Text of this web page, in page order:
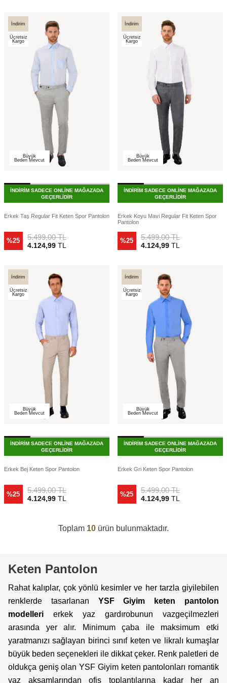
İndirim
Ücretsiz
Kargo
Büyük
Beden Mevcut
İNDİRİM SADECE ONLİNE MAĞAZADA
GEÇERLİDİR
Erkek Taş Regular Fit Keten Spor Pantolon
%25 5.499,00TL
4.124,99TL
İndirim
Ücretsiz
Kargo
Büyük
Beden Mevcut
İNDİRİM SADECE ONLİNE MAĞAZADA
GEÇERLİDİR
Erkek Koyu Mavi Regular Fit Keten Spor
Pantolon
%25 5.499,00TL
4.124,99TL
İndirim
Ücretsiz
Kargo
Büyük
Beden Mevcut
İNDİRİM SADECE ONLİNE MAĞAZADA
GEÇERLİDİR
Erkek Bej Keten Spor Pantolon
%25 5.499,00TL
4.124,99TL
İndirim
Ücretsiz
Kargo
Büyük
Beden Mevcut
İNDİRİM SADECE ONLİNE MAĞAZADA
GEÇERLİDİR
Erkek Gri Keten Spor Pantolon
%25 5.499,00TL
4.124,99TL
Toplam 10 ürün bulunmaktadır.
Keten Pantolon
Rahat kalıplar, çok yönlü kesimler ve her tarzla giyilebilen
renklerde tasarlanan YSF Giyim keten pantolon
modelleri erkek yaz gardırobunun vazgeçilmezleri
arasında yer alır. Minimum çaba ile maksimum etki
yaratmanızı sağlayan birinci sınıf keten ve likralı kumaşlar
büyük beden seçenekleri ile dikkat çeker. Renk paletleri de
oldukça geniş olan YSF Giyim keten pantolonları romantik
yaz akşamlarından ofis toplantılarına kadar her an